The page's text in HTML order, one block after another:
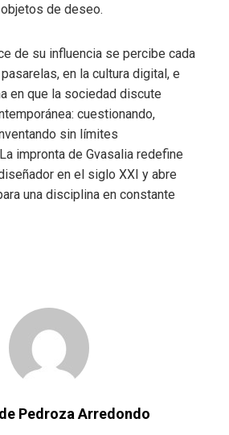
de deseo.
de su influencia se percibe cada
en la cultura digital, e
en que la sociedad discute
cuestionando,
sin límites
impronta de Gvasalia redefine
en el siglo XXI y abre
una disciplina en constante
Pedroza Arredondo